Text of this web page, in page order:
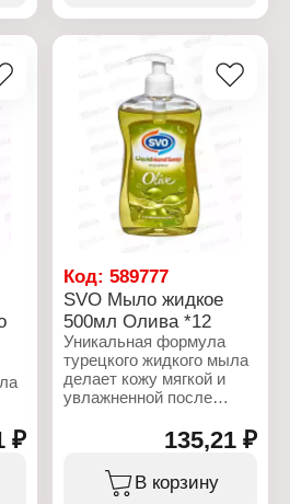
3
Характеристики:
Бренд: Maxijen
Тип товара: Блок для
унитаза
Аромат: TROPICAL
Форма выпуска: подвес
на унитаз
Эффект: 4 в 1
Количество в упаковке: 3
Количество смываний:
до 250 смываний
Упаковка: блистер
₽
Код:589777
SVO Мыло жидкое
500мл Олива *12
Уникальная формула
турецкого жидкого мыла
делает кожу мягкой и
увлажненной после
Тщательно и бережно
очищает кожу рук. Не
сушит кожу.
Восхитительный аромат.
135,21 ₽
В корзину